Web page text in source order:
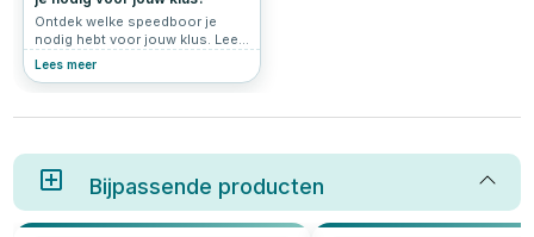
Ontdek welke speedboor je
nodig hebt voor jouw klus. Lees
alles over maten, toepassingen
Lees meer
Bijpassende producten